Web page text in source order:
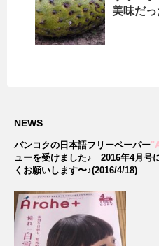
美味だっ
NEWS
バンコクの日本語フリーペーパー
ューを受けました♪ 2016年4月号
くお願いします〜♪(2016/4/18)